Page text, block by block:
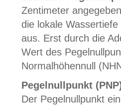
Zentimeter
die lokale
aus. Erst durch die
Wert des
Normalhöhennull
Pegelnullpunkt
Der Pegelnullpunkt